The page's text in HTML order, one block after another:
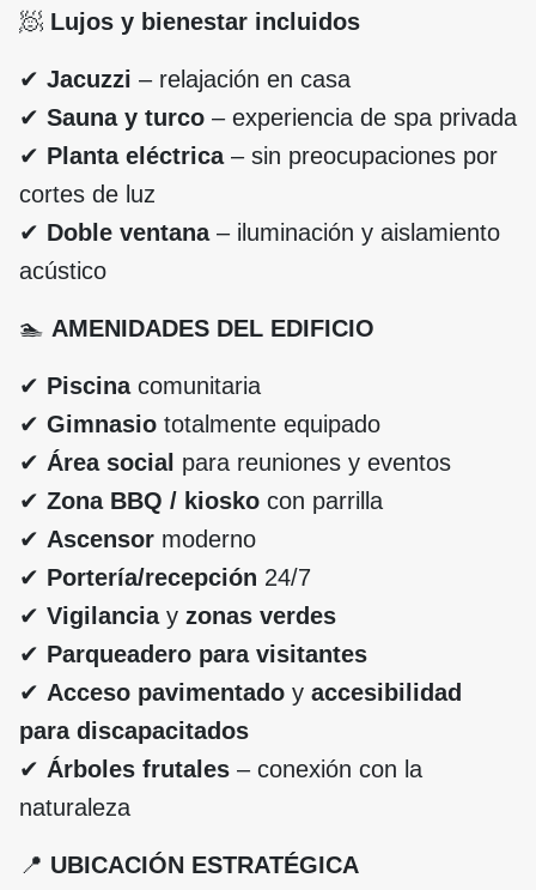
🧖 Lujos y bienestar incluidos
✔ Jacuzzi – relajación en casa
✔ Sauna y turco – experiencia de spa privada
✔ Planta eléctrica– sin preocupaciones por
cortes de luz
✔ Doble ventana– iluminación y aislamiento
acústico
🏊 AMENIDADES DEL EDIFICIO
✔ Piscinacomunitaria
✔ Gimnasio totalmente equipado
✔ Área social para reuniones y eventos
✔ Zona BBQ / kiosko con parrilla
✔ Ascensor moderno
✔ Portería/recepción 24/7
✔ Vigilanciay zonas verdes
✔ Parqueadero para visitantes
✔ Acceso pavimentado y accesibilidad
para discapacitados
✔ Árboles frutales – conexión con la
naturaleza
📍 UBICACIÓN ESTRATÉGICA